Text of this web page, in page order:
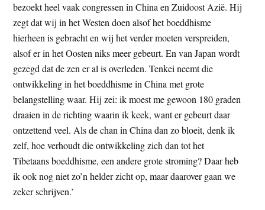
bezoekt heel vaak congressen in China en Zuidoost Azië. Hij
zegt dat wij in het Westen doen alsof het boeddhisme
hierheen is gebracht en wij het verder moeten verspreiden,
alsof er in het Oosten niks meer gebeurt. En van Japan wordt
gezegd dat de zen er al is overleden. Tenkei neemt die
ontwikkeling in het boeddhisme in China met grote
belangstelling waar. Hij zei: ik moest me gewoon 180 graden
draaien in de richting waarin ik keek, want er gebeurt daar
ontzettend veel. Als de chan in China dan zo bloeit, denk ik
zelf, hoe verhoudt die ontwikkeling zich dan tot het
Tibetaans boeddhisme, een andere grote stroming? Daar heb
ik ook nog niet zo’n helder zicht op, maar daarover gaan we
zeker schrijven.’